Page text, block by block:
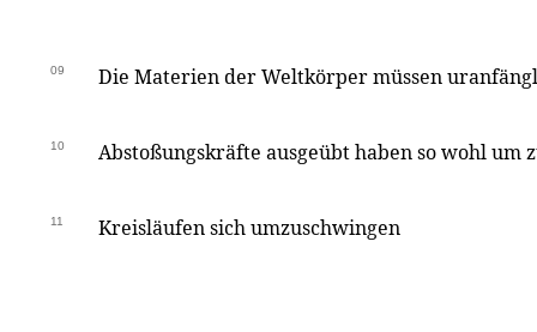
09 Die Materien der Weltkörper müssen
10 Abstoßungskräfte ausgeübt haben so wohl um
11 Kreisläufen sich umzuschwingen